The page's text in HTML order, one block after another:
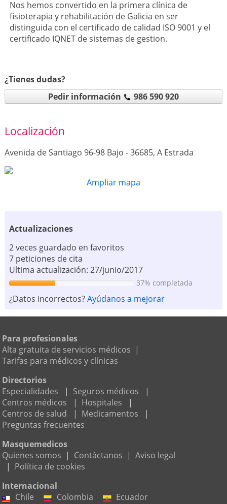
Nos hemos convertido en la primera clínica de
fisioterapia y rehabilitación de Galicia en ser
distinguida con el certificado de calidad ISO 9001 y el
certificado IQNET de sistemas de gestion.
¿Tienes dudas?
Pedir información
986 590 920
Localización
Avenida de Santiago 96-98 Bajo - 36685, A Estrada
Ampliar mapa
Actualizaciones
2 veces guardado en favoritos
7 peticiones de cita
Ultima actualización: 27/junio/2017
37% completada
¿Datos incorrectos?Ayúdanos a mejorar
Para profesionales
Alta gratuita de servicios médicos |
Tarifas para médicos y clínicas
Directorios
Especialidades
| Seguros médicos
|
Centros médicos
| Hospitales
|
Centros de salud
| Medicamentos
|
Preguntas frecuentes
Masquemedicos
Quienes somos | Contáctanos | Aviso legal
| Política de cookies
Internacional
Chile
Colombia
Ecuador